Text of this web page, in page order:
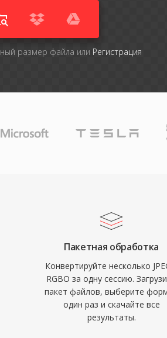
размер файла или Регистрация
Пакетная обработка
Конвертируйте несколько
RGBO за одну сессию.
пакет файлов, выберите
один раз и скачайте все
результаты.